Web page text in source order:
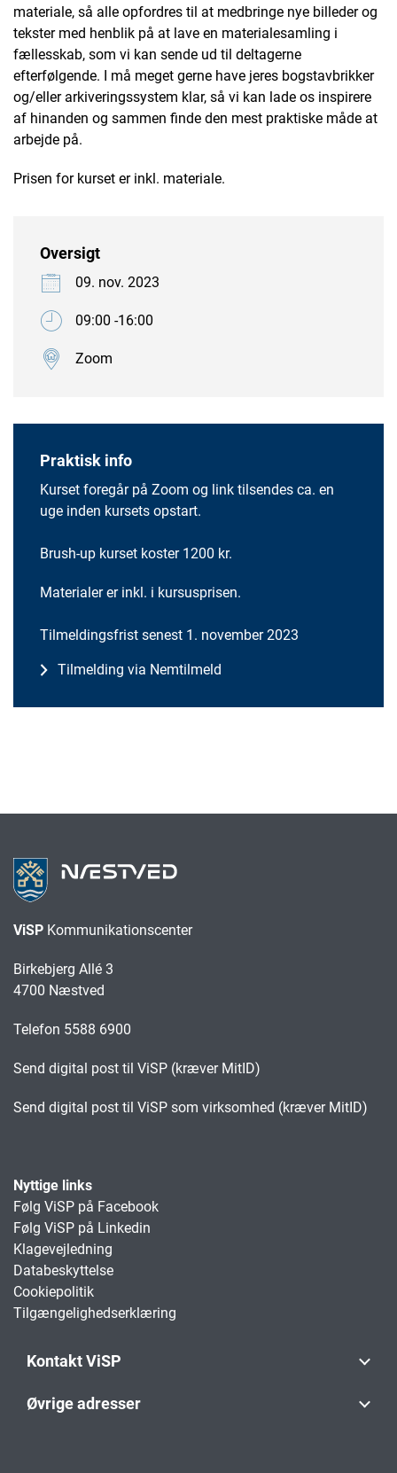
materiale, så alle opfordres til at medbringe nye billeder og
tekster med henblik på at lave en materialesamling i
fællesskab, som vi kan sende ud til deltagerne
efterfølgende. I må meget gerne have jeres bogstavbrikker
og/eller arkiveringssystem klar, så vi kan lade os inspirere
af hinanden og sammen finde den mest praktiske måde at
arbejde på.
Prisen for kurset er inkl. materiale.
Oversigt
09. nov. 2023
09:00 -16:00
Zoom
Praktisk info
Kurset foregår på Zoom og link tilsendes ca. en
uge inden kursets opstart.
Brush-up kurset koster 1200 kr.
Materialer er inkl. i kursusprisen.
Tilmeldingsfrist senest 1. november 2023
Tilmelding via Nemtilmeld
ViSP Kommunikationscenter
Birkebjerg Allé 3
4700 Næstved
Telefon 5588 6900
Send digital post til ViSP (kræver MitID)
Send digital post til ViSP som virksomhed (kræver MitID)
Nyttige links
Følg ViSP på Facebook
Følg ViSP på Linkedin
Klagevejledning
Databeskyttelse
Cookiepolitik
Tilgængelighedserklæring
Kontakt ViSP
Øvrige adresser